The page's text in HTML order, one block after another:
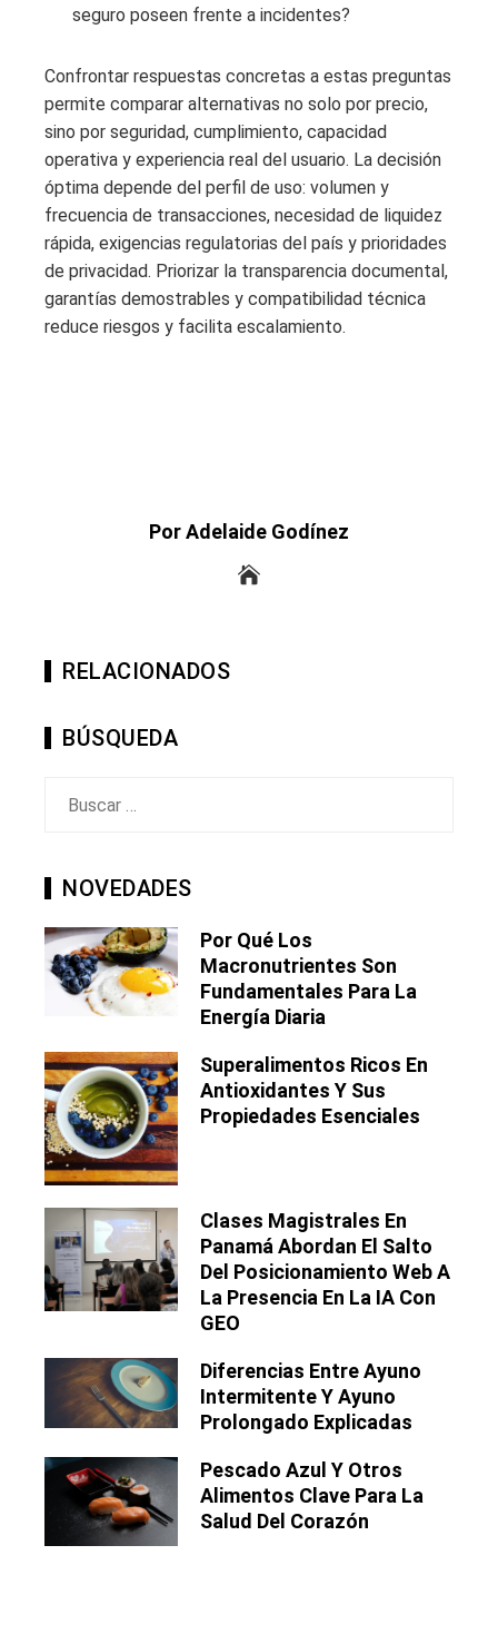
seguro poseen frente a incidentes?
Confrontar respuestas concretas a estas preguntas
permite comparar alternativas no solo por precio,
sino por seguridad, cumplimiento, capacidad
operativa y experiencia real del usuario. La decisión
óptima depende del perfil de uso: volumen y
frecuencia de transacciones, necesidad de liquidez
rápida, exigencias regulatorias del país y prioridades
de privacidad. Priorizar la transparencia documental,
garantías demostrables y compatibilidad técnica
reduce riesgos y facilita escalamiento.
Por Adelaide Godínez
RELACIONADOS
BÚSQUEDA
NOVEDADES
Por Qué Los
Macronutrientes Son
Fundamentales Para La
Energía Diaria
Superalimentos Ricos En
Antioxidantes Y Sus
Propiedades Esenciales
Clases Magistrales En
Panamá Abordan El Salto
Del Posicionamiento Web A
La Presencia En La IA Con
GEO
Diferencias Entre Ayuno
Intermitente Y Ayuno
Prolongado Explicadas
Pescado Azul Y Otros
Alimentos Clave Para La
Salud Del Corazón